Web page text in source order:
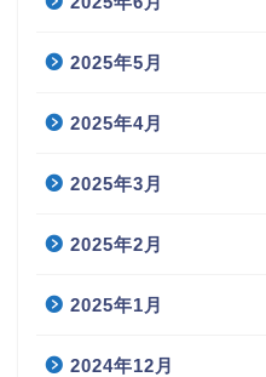
2025年5月
2025年4月
2025年3月
2025年2月
2025年1月
2024年12月